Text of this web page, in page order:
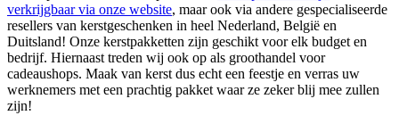
verkrijgbaar via onze website, maar ook via andere gespecialiseerde
resellers van kerstgeschenken in heel Nederland, België en
Duitsland! Onze kerstpakketten zijn geschikt voor elk budget en
bedrijf. Hiernaast treden wij ook op als groothandel voor
cadeaushops. Maak van kerst dus echt een feestje en verras uw
werknemers met een prachtig pakket waar ze zeker blij mee zullen
zijn!